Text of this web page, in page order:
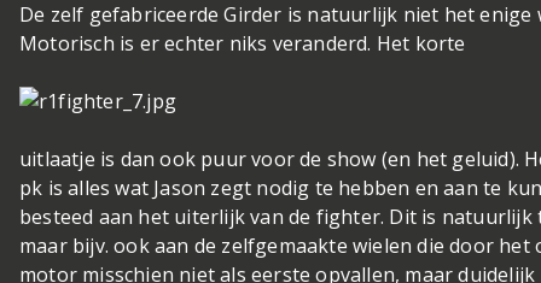
De zelf gefabriceerde Girder is natuurlijk niet het enige
Motorisch is er echter niks veranderd. Het korte
uitlaatje is dan ook puur voor de show (en het geluid).
pk is alles wat Jason zegt nodig te hebben en aan te
besteed aan het uiterlijk van de fighter. Dit is natuurlijk
maar bijv. ook aan de zelfgemaakte wielen die door het
motor misschien niet als eerste opvallen, maar